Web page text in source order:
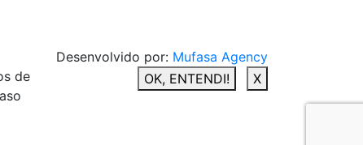
Desenvolvido por: Mufasa Agency
de
OK, ENTENDI! X